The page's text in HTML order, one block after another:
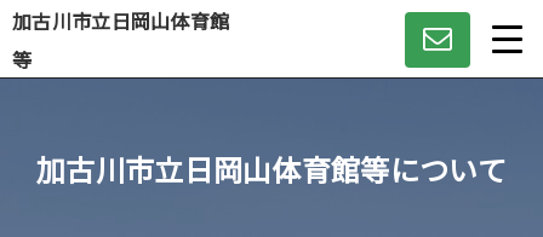
加古川市立日岡山体育館
等
日本語
加古川市立日岡山体育館等について